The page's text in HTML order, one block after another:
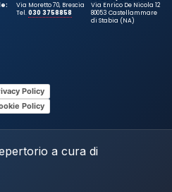
Via Moretto 70, Brescia
Tel.030 3758858
Via Enrico De Nicola 12
80053 Castellammare
di Stabia (NA)
Policy
Policy
a cura di